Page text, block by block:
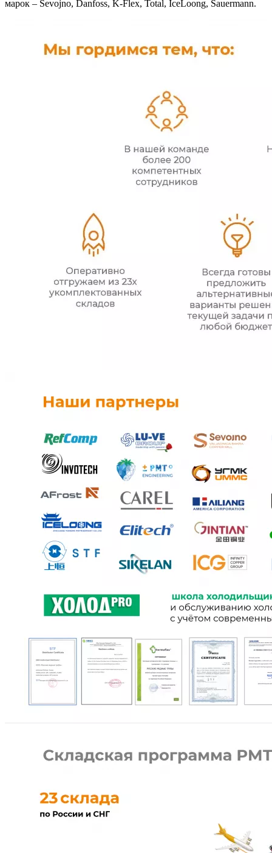
марок – Sevojno, Danfoss, K-Flex, Total, IceLoong, Sauermann.